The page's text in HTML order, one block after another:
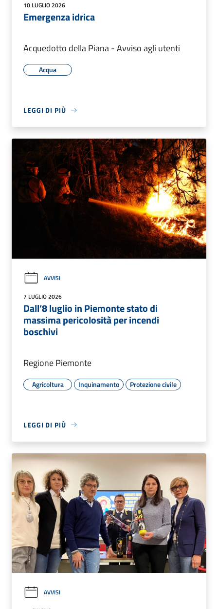
10 LUGLIO 2026
Emergenza idrica
Acquedotto della Piana - Avviso agli utenti
Acqua
LEGGI DI PIÙ
AVVISI
7 LUGLIO 2026
Dall’8 luglio in Piemonte stato di
massima pericolosità per incendi
boschivi
Regione Piemonte
Agricoltura Inquinamento Protezione civile
LEGGI DI PIÙ
AVVISI